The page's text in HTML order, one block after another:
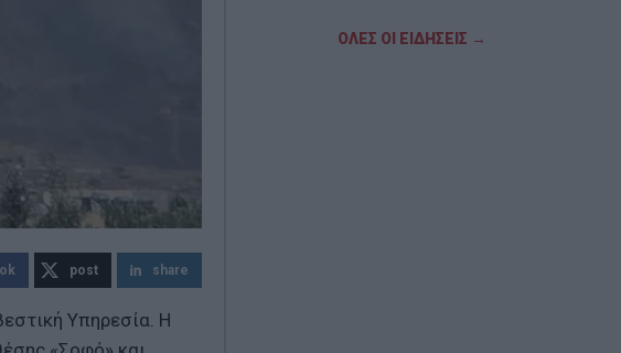
post share
Υπηρεσία. Η
Τζόκερ: Η κλήρωση της Πέμπτης - Οι
ΟΛΕΣ ΟΙ ΕΙΔΗΣΕΙΣ →